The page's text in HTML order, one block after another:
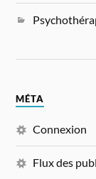
MÉTA
Connexion
Flux des